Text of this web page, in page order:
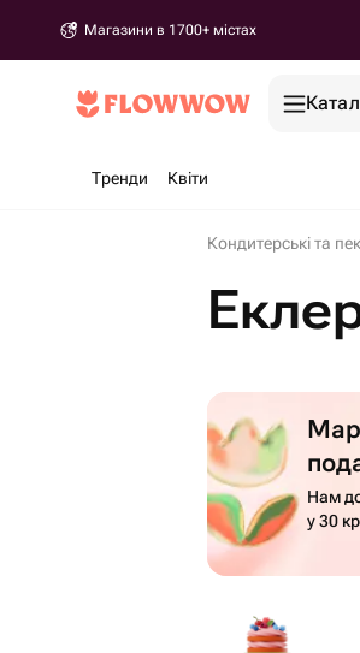
Магазини в 1700+ містах
Тренди Квіти
Кондитерські та
Нам
у 30